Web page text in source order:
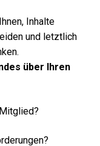
Inhalte
und letztlich
über Ihren